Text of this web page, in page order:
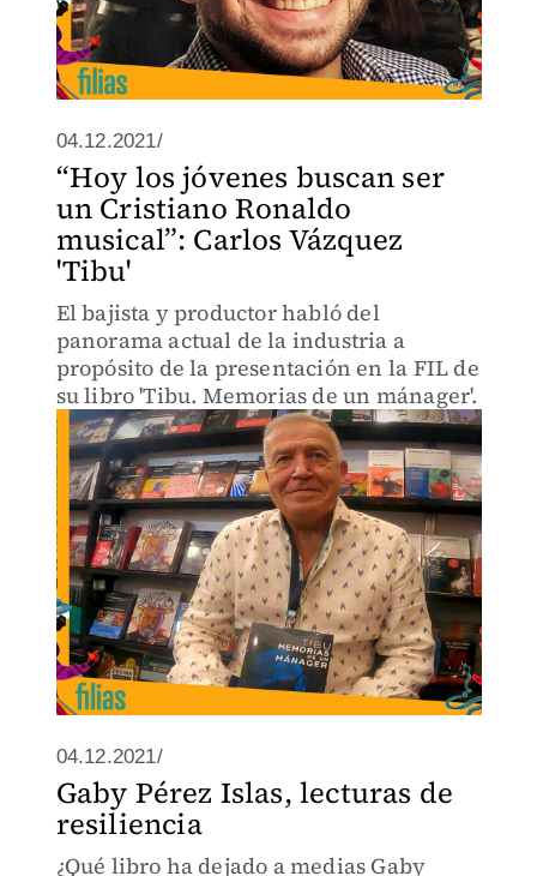
04.12.2021/
“Hoy los jóvenes buscan ser
un Cristiano Ronaldo
musical”: Carlos Vázquez
'Tibu'
El bajista y productor habló del
panorama actual de la industria a
propósito de la presentación en la FIL de
su libro 'Tibu. Memorias de un mánager'.
04.12.2021/
Gaby Pérez Islas, lecturas de
resiliencia
¿Qué libro ha dejado a medias Gaby